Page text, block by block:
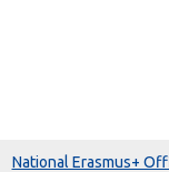
National Erasmus+